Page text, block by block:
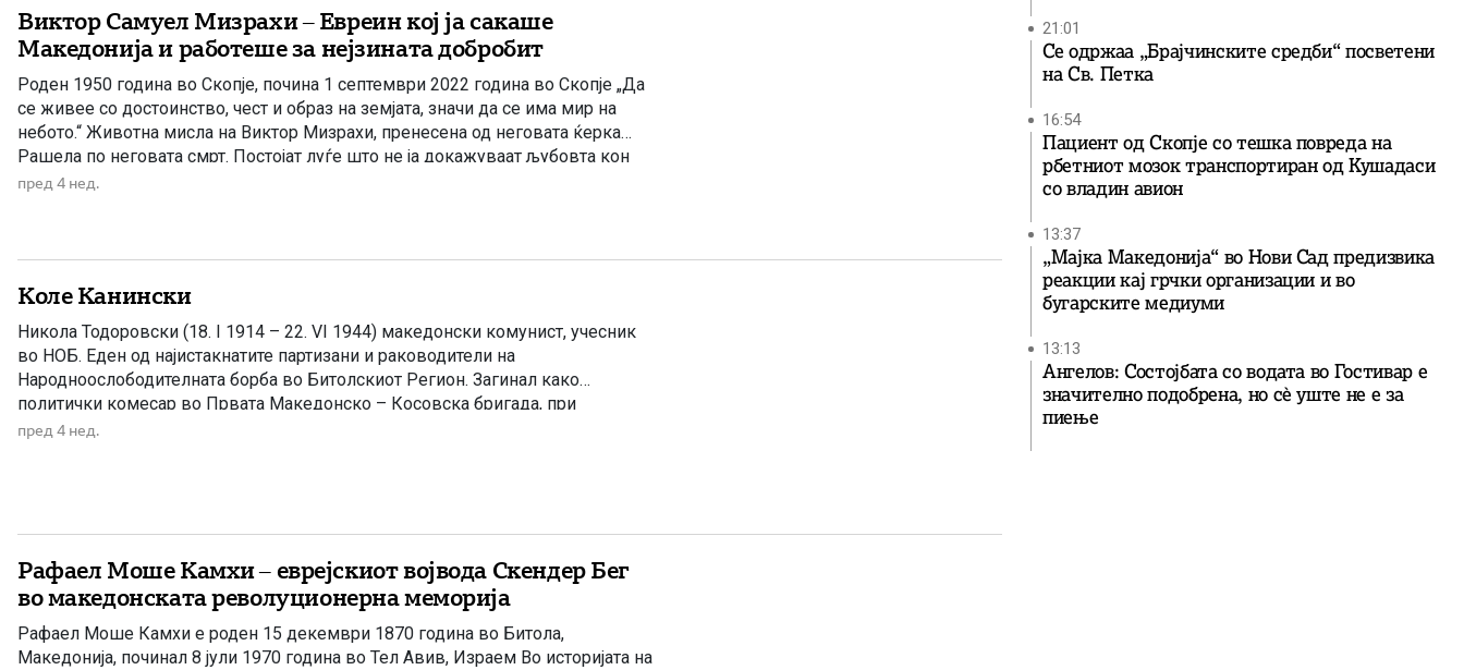
Виктор Самуел Мизрахи – Евреин кој ја сакаше
Македонија и работеше за нејзината добробит
Роден 1950 година во Скопје, почина 1 септември 2022 година во Скопје „Да
се живее со достоинство, чест и образ на земјата, значи да се има мир на
небото.“ Животна мисла на Виктор Мизрахи, пренесена од неговата ќерка
Рашела по неговата смрт. Постојат луѓе што не ја докажуваат љубовта кон
татковината само со зборови, туку […]
пред 4 нед.
Коле Канински
Никола Тодоровски (18. I 1914 – 22. VI 1944) македонски комунист, учесник
во НОБ. Еден од најистакнатите партизани и раководители на
Народноослободителната борба во Битолскиот Регион. Загинал како
политички комесар во Првата Македонско – Косовска бригада, при
експлозија на мина на 22. јули 1944 година во село Брунец, кај Караорман.
пред 4 нед.
Рафаел Моше Камхи – еврејскиот војвода Скендер Бег
во македонската револуционерна меморија
Рафаел Моше Камхи е роден 15 декември 1870 година во Битола,
Македонија, починал 8 јули 1970 година во Тел Авив, Израем Во историјата на
21:01
Се одржаа „Брајчинските средби“ посветени
на Св. Петка
16:54
Пациент од Скопје со тешка повреда на
рбетниот мозок транспортиран од Кушадаси
со владин авион
13:37
„Мајка Македонија“ во Нови Сад предизвика
реакции кај грчки организации и во
бугарските медиуми
13:13
Ангелов: Состојбата со водата во Гостивар е
значително подобрена, но сè уште не е за
пиење